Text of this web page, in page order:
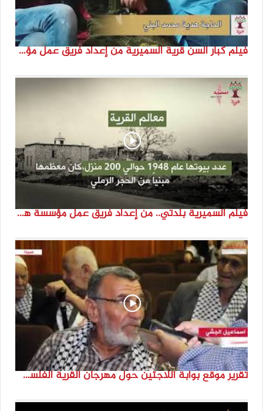
فيلم كبار السن قرية السميرية من إعداد فريق عمل مؤسسة هوية
فيلم السميرية بلدتي.. من إعداد فريق عمل مؤسسة هوية
تقرير موقع بوابة اللاجئين حول مهرجان القرية الفلسطينية ( السميرية بلدتي)